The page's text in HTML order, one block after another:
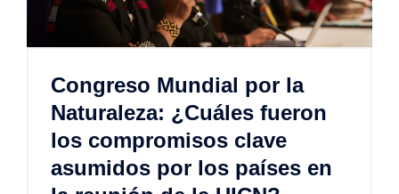
Congreso Mundial por la
Naturaleza: ¿Cuáles fueron
los compromisos clave
asumidos por los países en